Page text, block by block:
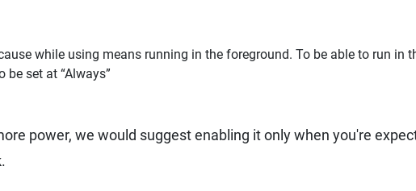
while using means running in the foreground. To be able to run in
set at “Always”
power, we would suggest enabling it only when you're